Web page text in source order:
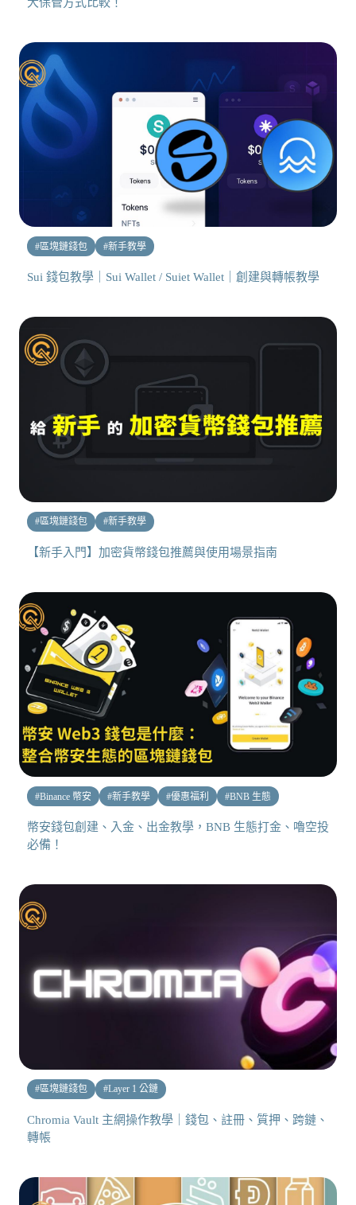
#區塊鏈錢包 #新手教學
Sui 錢包教學｜Sui Wallet / Suiet Wallet｜創建與轉帳教學
#區塊鏈錢包 #新手教學
【新手入門】加密貨幣錢包推薦與使用場景指南
#Binance 幣安 #新手教學 #優惠福利 #BNB 生態
幣安錢包創建、入金、出金教學，BNB 生態打金、嚕空投
必備！
#區塊鏈錢包 #Layer 1 公鏈
Chromia Vault 主網操作教學｜錢包、註冊、質押、跨鏈、
轉帳